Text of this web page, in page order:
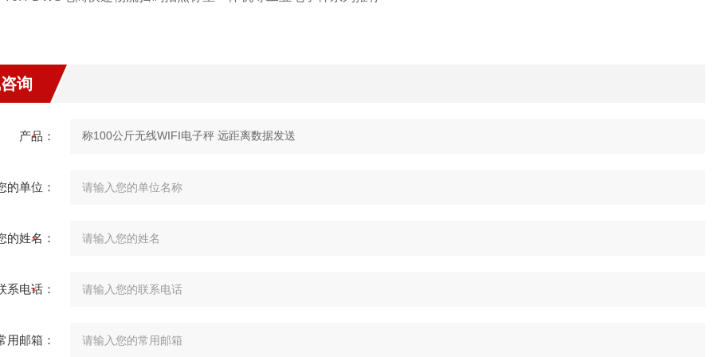
询
产品：
的单位：
的姓名：
系电话：
用邮箱：